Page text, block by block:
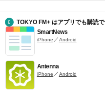
TOKYO FM+ はアプリでも購読で
SmartNews
iPhone ／Android
Antenna
iPhone ／Android